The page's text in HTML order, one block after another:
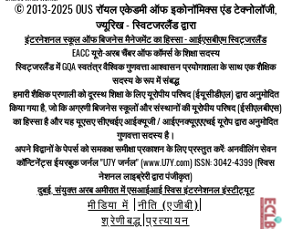
©2013-2025OUS रॉयल एकेडमी ऑफ इकोनॉमिक्स एंड टेक्नोलॉजी,
ज्यूरिख - स्विटजरलैंड द्वारा
इंटरनेशनल स्कूल ऑफ बिजनेस मैनेजमेंट का हिस्सा - आईएसबीएम स्विट्जरलैंड
EACC यूरो-अरब चैंबर ऑफ कॉमर्स के शिक्षा सदस्य
स्विट्जरलैंड मेंGQA स्वतंत्र वैश्विक गुणवत्ता आश्वासन प्रयोगशाला के साथ एक शैक्षिक
सदस्य के रूप में संबद्ध
हमारी शैक्षिक प्रणाली कोदूरस्थ शिक्षा के लिए यूरोपीय परिषद(ईयूसीडीएल)द्वारा अनुमोदित
किया गया है, जो किअग्रणी बिजनेस स्कूलों और संस्थानों की यूरोपीय परिषद (ईसीएलबीएस)
का हिस्सा है और यह यूएसए सीएचईए आईक्यूजी / आईएनक्यूएएएचई यूरोप द्वारा अनुमोदित
गुणवत्ता सदस्य है।
अपने विद्वानों के पेपर्स को समकक्ष समीक्षा प्रकाशन के लिए प्रस्तुत करें: अनवीलिंग सेवन
कॉन्टिनेंट्स ईयरबुक जर्नल "U7Y जर्नल" (www.U7Y.com) ISSN: 3042-4399 (स्विस
नेशनल लाइब्रेरी द्वारा पंजीकृत)
दुबई, संयुक्त अरब अमीरात में एसआईआई स्विस इंटरनेशनल इंस्टीट्यूट
मीडिया में नीति (एजीबी)
श्रेणीबद्ध प्रत्यायन